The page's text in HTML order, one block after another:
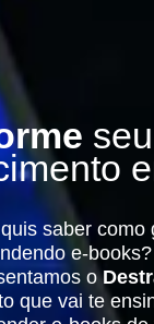
seu
saber como
e-
o
que vai te